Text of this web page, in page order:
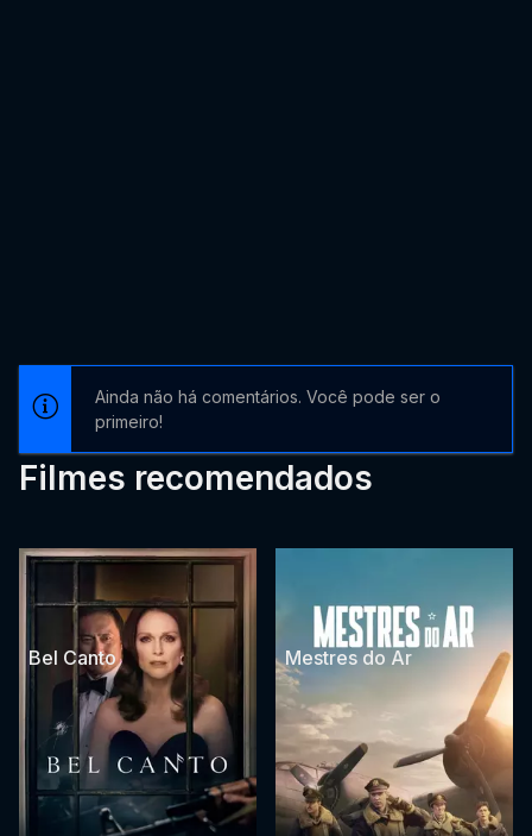
Ainda não há comentários. Você pode ser o
primeiro!
Filmes recomendados
Bel Canto Mestres do Ar